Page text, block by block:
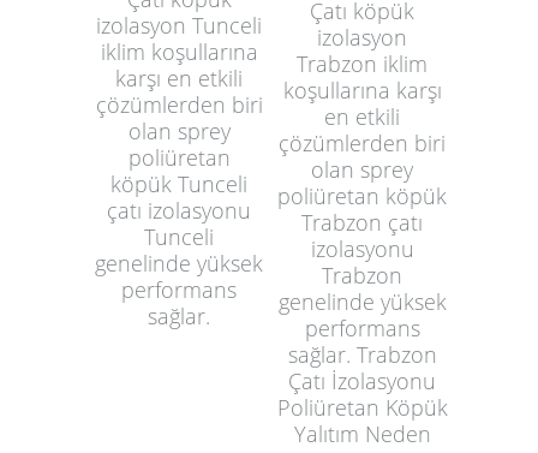
izolasyon Tunceli
iklim koşullarına
karşı en etkili
çözümlerden biri
olan sprey
poliüretan
köpük Tunceli
çatı izolasyonu
Tunceli
genelinde yüksek
performans
sağlar.
Çatı köpük
izolasyon
Trabzon iklim
koşullarına karşı
en etkili
çözümlerden biri
olan sprey
poliüretan köpük
Trabzon çatı
izolasyonu
Trabzon
genelinde yüksek
performans
sağlar. Trabzon
Çatı İzolasyonu
Poliüretan Köpük
Yalıtım Neden